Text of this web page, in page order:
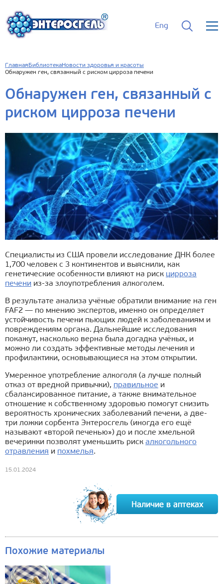
Eng
Главная БиблиотекаНовости здоровья и красоты
Обнаружен ген, связанный с риском цирроза печени
Обнаружен ген, связанный с
риском цирроза печени
Специалисты из США провели исследование ДНК более
1,700 человек с 3 континентов и выяснили, как
генетические особенности влияют на риск цирроза
печени из-за злоупотребления алкоголем.
В результате анализа учёные обратили внимание на ген
FAF2 — по мнению экспертов, именно он определяет
устойчивость печени пьющих людей к заболеваниям и
повреждениям органа. Дальнейшие исследования
покажут, насколько верна была догадка учёных, и
можно ли создать эффективные методы лечения и
профилактики, основывающиеся на этом открытии.
Умеренное употребление алкоголя (а лучше полный
отказ от вредной привычки), правильное и
сбалансированное питание, а также внимательное
отношение к собственному здоровью помогут снизить
вероятность хронических заболеваний печени, а две-
три ложки сорбента Энтеросгель (иногда его ещё
называют «второй печенью») до и после хмельной
вечеринки позволят уменьшить риск алкогольного
отравления и похмелья.
15.01.2024
Похожие материалы